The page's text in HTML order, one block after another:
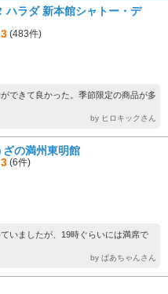
ハラダ 新本館シャトー・デ
(483件)
できて良かった。季節限定の商品が多
by ヒロキックさん
の満州東明館
(6件)
いましたが、19時ぐらいには満席で
by ぱあちゃんさん